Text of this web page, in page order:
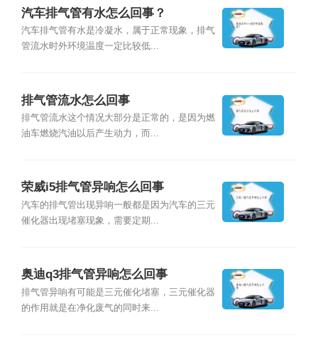
汽车排气管有水怎么回事？
汽车排气管有水是冷凝水，属于正常现象，排气
管流水时外环境温度一定比较低...
排气管流水怎么回事
排气管流水这个情况大部分是正常的，是因为燃
油车燃烧汽油以后产生动力，而...
荣威i5排气管异响怎么回事
汽车的排气管出现异响一般都是因为汽车的三元
催化器出现堵塞现象，需要定期...
奥迪q3排气管异响怎么回事
排气管异响有可能是三元催化堵塞，三元催化器
的作用就是在净化废气的同时来...